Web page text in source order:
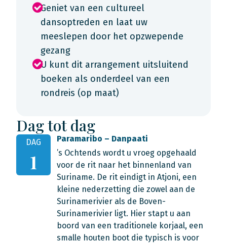
Geniet van een cultureel
dansoptreden en laat uw
meeslepen door het opzwepende
gezang
U kunt dit arrangement uitsluitend
boeken als onderdeel van een
rondreis (op maat)
Dag tot dag
DAG
1
Paramaribo – Danpaati
’s Ochtends wordt u vroeg opgehaald
voor de rit naar het binnenland van
Suriname. De rit eindigt in Atjoni, een
kleine nederzetting die zowel aan de
Surinamerivier als de Boven-
Surinamerivier ligt. Hier stapt u aan
boord van een traditionele korjaal, een
smalle houten boot die typisch is voor